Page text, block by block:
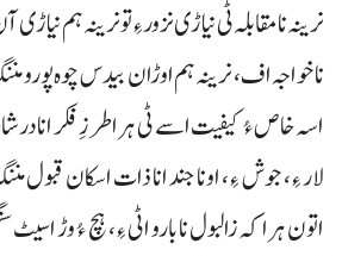
نرینہ نا مقابلہ ٹی نیاڑی نزور ءِ تو نرینہ ہم
نا خواجہ اف، نرینہ ہم اوڑان بیدس چوہ پورو
اسہ خاص ءُ کیفیت اسے ٹی ہرا طرزِ فکر انا
لار ءِ، جوش ءِ، اونا جند انا ذات اسکان قبول
اتون ہرا کہ زالبول نا بارو اٹی ءِ، ہچ ءُ وڑ اسیٹ